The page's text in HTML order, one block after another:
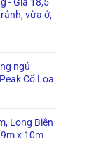
vừa ở,
ngủ
Cổ Loa
Long Biên
x 10m